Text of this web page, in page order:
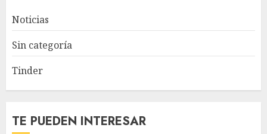
Noticias
Sin categoría
Tinder
TE PUEDEN INTERESAR